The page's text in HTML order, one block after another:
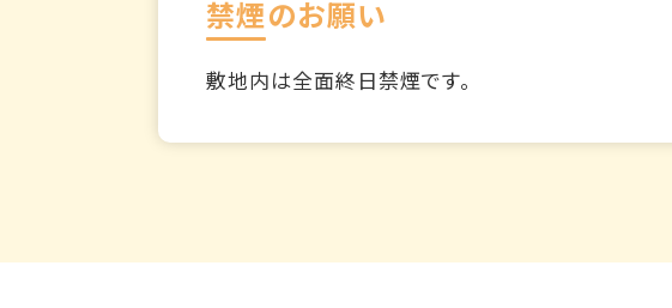
禁煙のお願い
敷地内は全面終日禁煙です。